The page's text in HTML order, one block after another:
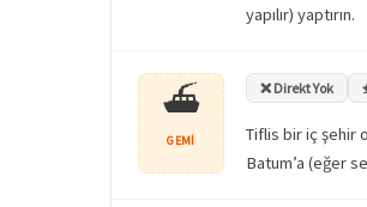
yapılır) yaptırın.
⛴️
GEMI
❌ Direkt Yok
Tiflis bir iç şehir
Batum’a (eğer